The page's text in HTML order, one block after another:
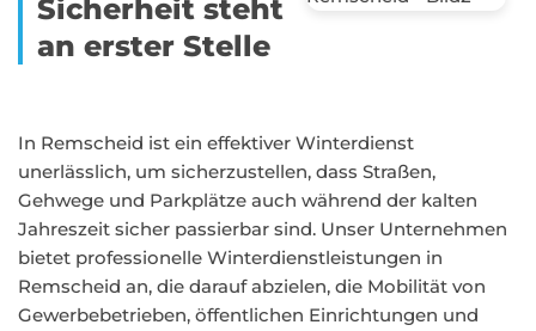
Sicherheit steht
an erster Stelle
In Remscheid ist ein effektiver Winterdienst
unerlässlich, um sicherzustellen, dass Straßen,
Gehwege und Parkplätze auch während der kalten
Jahreszeit sicher passierbar sind. Unser Unternehmen
bietet professionelle Winterdienstleistungen in
Remscheid an, die darauf abzielen, die Mobilität von
Gewerbebetrieben, öffentlichen Einrichtungen und